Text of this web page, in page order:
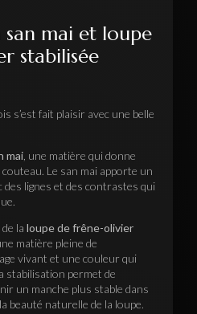
mai et loupe
stabilisée
s’est fait plaisir avec une belle
mai , une matière qui donne
Le san mai apporte un
des lignes et des contrastes qui
la loupe de frêne-olivier
matière pleine de
vivant et une couleur qui
stabilisation permet de
un manche plus stable dans
beauté naturelle de la loupe.